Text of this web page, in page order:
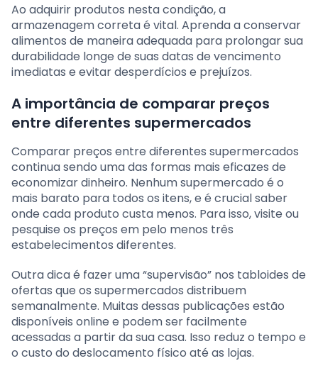
Ao adquirir produtos nesta condição, a
armazenagem correta é vital. Aprenda a conservar
alimentos de maneira adequada para prolongar sua
durabilidade longe de suas datas de vencimento
imediatas e evitar desperdícios e prejuízos.
A importância de comparar preços
entre diferentes supermercados
Comparar preços entre diferentes supermercados
continua sendo uma das formas mais eficazes de
economizar dinheiro. Nenhum supermercado é o
mais barato para todos os itens, e é crucial saber
onde cada produto custa menos. Para isso, visite ou
pesquise os preços em pelo menos três
estabelecimentos diferentes.
Outra dica é fazer uma “supervisão” nos tabloides de
ofertas que os supermercados distribuem
semanalmente. Muitas dessas publicações estão
disponíveis online e podem ser facilmente
acessadas a partir da sua casa. Isso reduz o tempo e
o custo do deslocamento físico até as lojas.